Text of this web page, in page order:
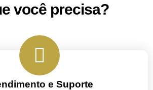
você precisa?
e Suporte